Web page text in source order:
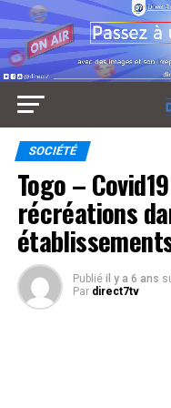
SOCIÉTÉ
Togo –
récréations
Publié il y a 6 ans
Par direct7tv